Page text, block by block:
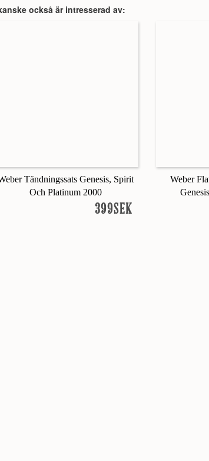
också är intresserad av:
Tändningssats Genesis, Spirit
Och Platinum 2000
399SEK
Weber